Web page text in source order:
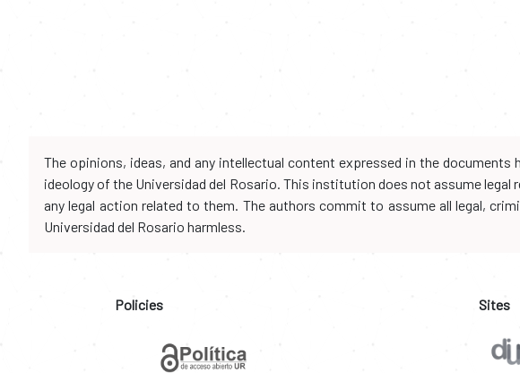
The opinions, ideas, and any intellectual content expressed in the
ideology of the Universidad del Rosario. This institution does not assume
any legal action related to them. The authors commit to assume all legal,
Universidad del Rosario harmless.
Policies Sites